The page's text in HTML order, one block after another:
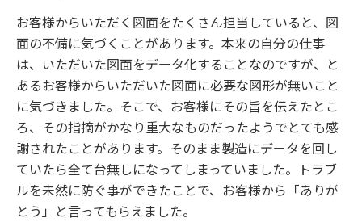
お客様からいただく図面をたくさん担当していると、図
面の不備に気づくことがあります。本来の自分の仕事
は、いただいた図面をデータ化することなのですが、と
あるお客様からいただいた図面に必要な図形が無いこと
に気づきました。そこで、お客様にその旨を伝えたとこ
ろ、その指摘がかなり重大なものだったようでとても感
謝されたことがあります。そのまま製造にデータを回し
ていたら全て台無しになってしまっていました。トラブ
ルを未然に防ぐ事ができたことで、お客様から「ありが
とう」と言ってもらえました。